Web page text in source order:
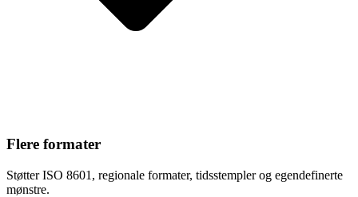
Flere formater
Støtter ISO 8601, regionale formater, tidsstempler og egendefinerte
mønstre.